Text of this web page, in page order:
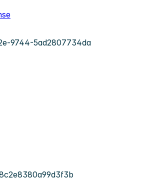
9744-5ad2807734da